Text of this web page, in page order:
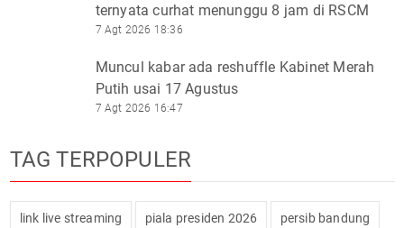
ternyata curhat menunggu 8 jam di RSCM
7 Agt 2026 18:36
Muncul kabar ada reshuffle Kabinet Merah
Putih usai 17 Agustus
7 Agt 2026 16:47
TAG TERPOPULER
link live streaming piala presiden 2026 persib bandung